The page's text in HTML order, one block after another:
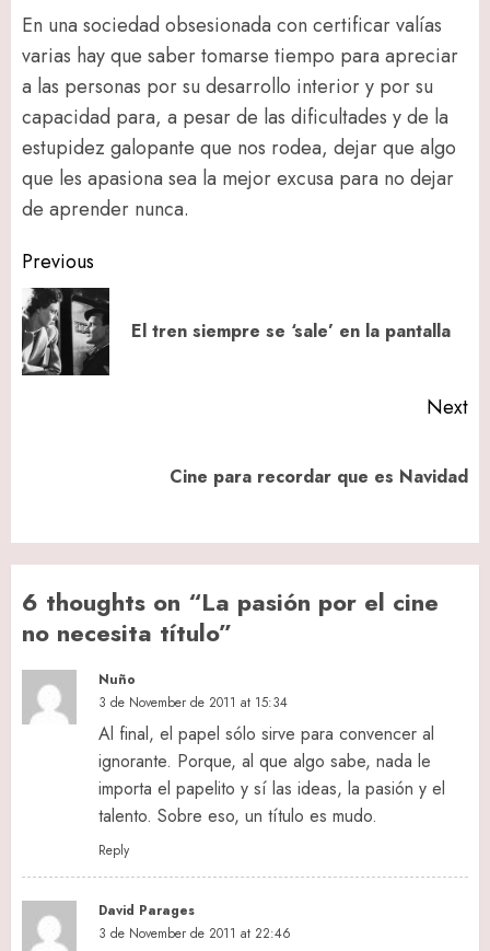
En una sociedad obsesionada con certificar valías
varias hay que saber tomarse tiempo para apreciar
a las personas por su desarrollo interior y por su
capacidad para, a pesar de las dificultades y de la
estupidez galopante que nos rodea, dejar que algo
que les apasiona sea la mejor excusa para no dejar
de aprender nunca.
Post
navigation
Previous
El tren siempre se ‘sale’ en la pantalla
Next
Cine para recordar que es Navidad
6 thoughts on “La pasión por el cine
no necesita título”
Nuño
3 de November de 2011 at 15:34
Al final, el papel sólo sirve para convencer al
ignorante. Porque, al que algo sabe, nada le
importa el papelito y sí las ideas, la pasión y el
talento. Sobre eso, un título es mudo.
Reply
David Parages
3 de November de 2011 at 22:46